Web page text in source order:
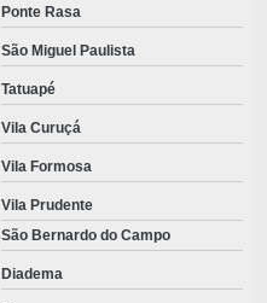
Ponte Rasa
São Miguel Paulista
Tatuapé
Vila Curuçá
Vila Formosa
Vila Prudente
São Bernardo do Campo
Diadema